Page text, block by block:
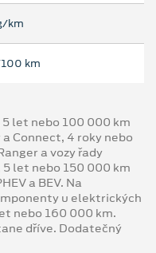
km
km
let nebo 100 000 km
Connect, 4 roky nebo
a vozy řady
let nebo 150 000 km
a BEV. Na
u elektrických
nebo 160 000 km.
dříve. Dodatečný